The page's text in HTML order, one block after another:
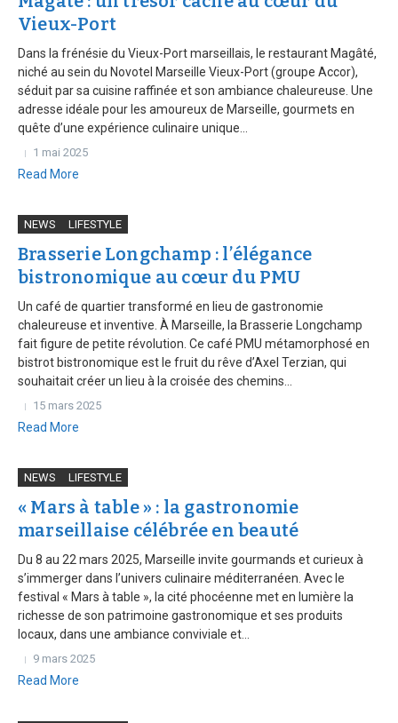
Vieux-Port
Dans la frénésie du Vieux-Port marseillais, le restaurant Magâté,
niché au sein du Novotel Marseille Vieux-Port (groupe Accor),
séduit par sa cuisine raffinée et son ambiance chaleureuse. Une
adresse idéale pour les amoureux de Marseille, gourmets en
quête d’une expérience culinaire unique...
1 mai 2025
Read More
NEWS LIFESTYLE
Brasserie Longchamp : l’élégance
bistronomique au cœur du PMU
Un café de quartier transformé en lieu de gastronomie
chaleureuse et inventive. À Marseille, la Brasserie Longchamp
fait figure de petite révolution. Ce café PMU métamorphosé en
bistrot bistronomique est le fruit du rêve d’Axel Terzian, qui
souhaitait créer un lieu à la croisée des chemins...
15 mars 2025
Read More
NEWS LIFESTYLE
« Mars à table » : la gastronomie
marseillaise célébrée en beauté
Du 8 au 22 mars 2025, Marseille invite gourmands et curieux à
s’immerger dans l’univers culinaire méditerranéen. Avec le
festival « Mars à table », la cité phocéenne met en lumière la
richesse de son patrimoine gastronomique et ses produits
locaux, dans une ambiance conviviale et...
9 mars 2025
Read More